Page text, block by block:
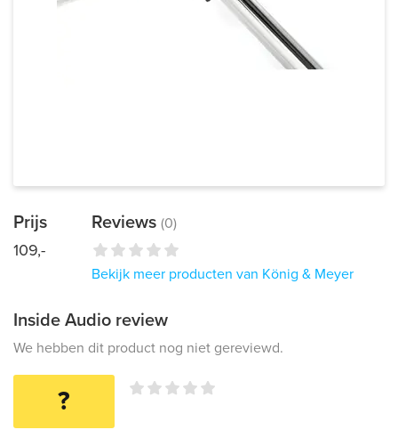
Prijs
109,-
Reviews (0)
Bekijk meer producten van König & Meyer
Inside Audio review
We hebben dit product nog niet gereviewd.
?